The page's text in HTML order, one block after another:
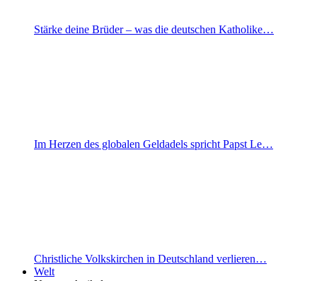
Stärke deine Brüder – was die deutschen Katholike…
Im Herzen des globalen Geldadels spricht Papst Le…
Christliche Volkskirchen in Deutschland verlieren…
Welt